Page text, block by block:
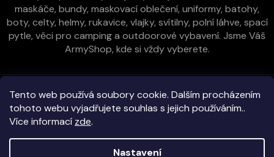
Tento web používá soubory cookie. Dalším procházením
tohoto webu vyjadřujete souhlas s jejich používáním..
Více informací zde.
Nastavení
maskáče, bundy, maskovací oblečení, uniformy, batohy,
boty, celty, helmy, rukavice, vlajky, svítilny, polní láhve, spací
pytle, věci pro camping a outdoorové vybavení. Jsme Váš
ArmyShop, kde si vždy vyberete.
Zákaznická péče
Vše o nákupu